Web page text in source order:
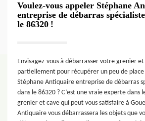
Voulez-vous appeler Stéphane
entreprise de débarras
le 86320 !
Envisagez-vous à débarrasser votre grenier
partiellement pour récupérer un peu de place
Stéphane Antiquaire entreprise de débarras
dans le 86320 ? C’est une vraie experte dans
grenier et cave qui peut vous satisfaire à
Antiquaire vous débarrassera les objets que